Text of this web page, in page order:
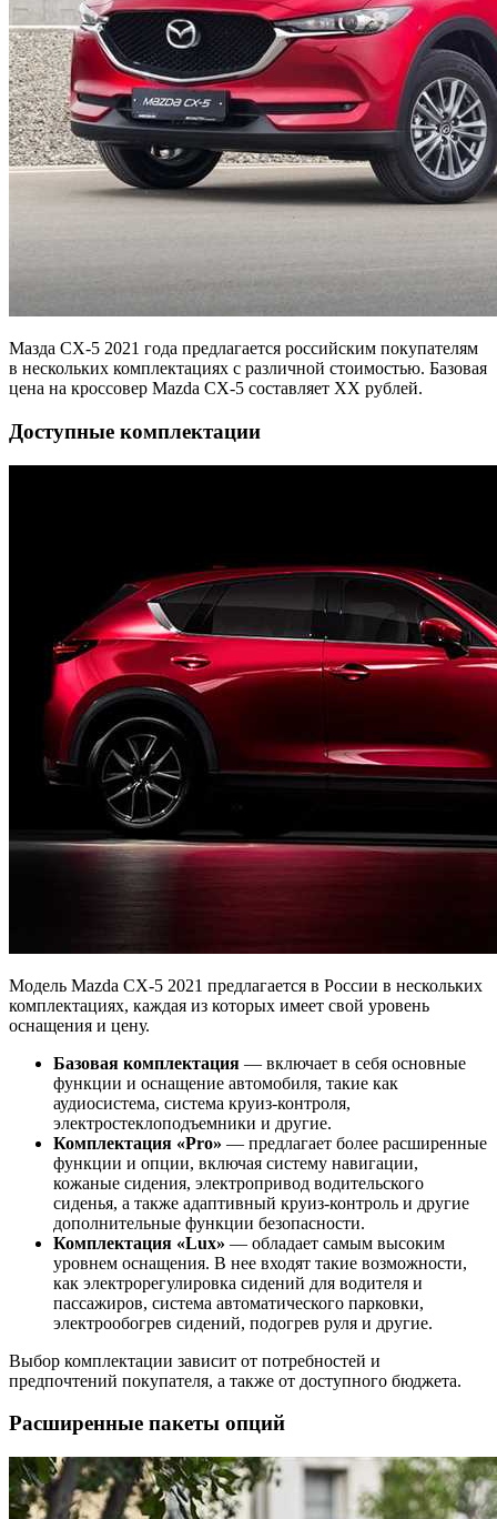
Мазда СХ-5 2021 года предлагается российским покупателям
в нескольких комплектациях с различной стоимостью. Базовая
цена на кроссовер Mazda CX-5 составляет XX рублей.
Доступные комплектации
Модель Mazda CX-5 2021 предлагается в России в нескольких
комплектациях, каждая из которых имеет свой уровень
оснащения и цену.
Базовая комплектация — включает в себя основные
функции и оснащение автомобиля, такие как
аудиосистема, система круиз-контроля,
электростеклоподъемники и другие.
Комплектация «Pro» — предлагает более расширенные
функции и опции, включая систему навигации,
кожаные сидения, электропривод водительского
сиденья, а также адаптивный круиз-контроль и другие
дополнительные функции безопасности.
Комплектация «Lux» — обладает самым высоким
уровнем оснащения. В нее входят такие возможности,
как электрорегулировка сидений для водителя и
пассажиров, система автоматического парковки,
электрообогрев сидений, подогрев руля и другие.
Выбор комплектации зависит от потребностей и
предпочтений покупателя, а также от доступного бюджета.
Расширенные пакеты опций